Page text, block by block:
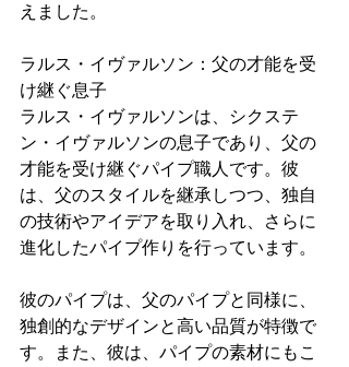
えました。
ラルス・イヴァルソン：父の才能を受
け継ぐ息子
ラルス・イヴァルソンは、シクステ
ン・イヴァルソンの息子であり、父の
才能を受け継ぐパイプ職人です。彼
は、父のスタイルを継承しつつ、独自
の技術やアイデアを取り入れ、さらに
進化したパイプ作りを行っています。
彼のパイプは、父のパイプと同様に、
独創的なデザインと高い品質が特徴で
す。また、彼は、パイプの素材にもこ